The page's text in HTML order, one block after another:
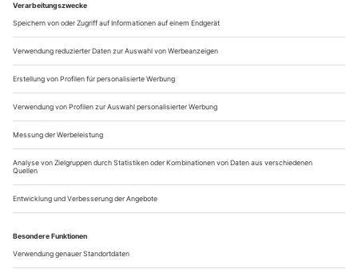
Mauerschau eines Wächters: Auf dem flachen Dach des
Atreushauses wartet er auf ein Feuerzeichen aus Troja – ist
der Krieg gewonnen, kommt Agamemnon zurück? In
seiner Inszenierung am Pariser Théâtre de l’Odéon, das er seit
dieser Saison leitet, spielt Olivier...
Klinische Visionen, offene Spielwelten
Das Shakespeare-Festival im ungarischen Gyula zeigt Árpád Schillings
«Hamlet» und «Maß für Maß» von Silviu Purcarete
In einer Kleinstadt an der ungarisch-rumänischen Grenze ein
zweiwöchiges, international besetztes Shakespeare-Festival?
Das braucht Wagemut. Die aus Ziegelsteinen im 15.
Jahrhundert errichtete Burg von Gyula steht in der flachen